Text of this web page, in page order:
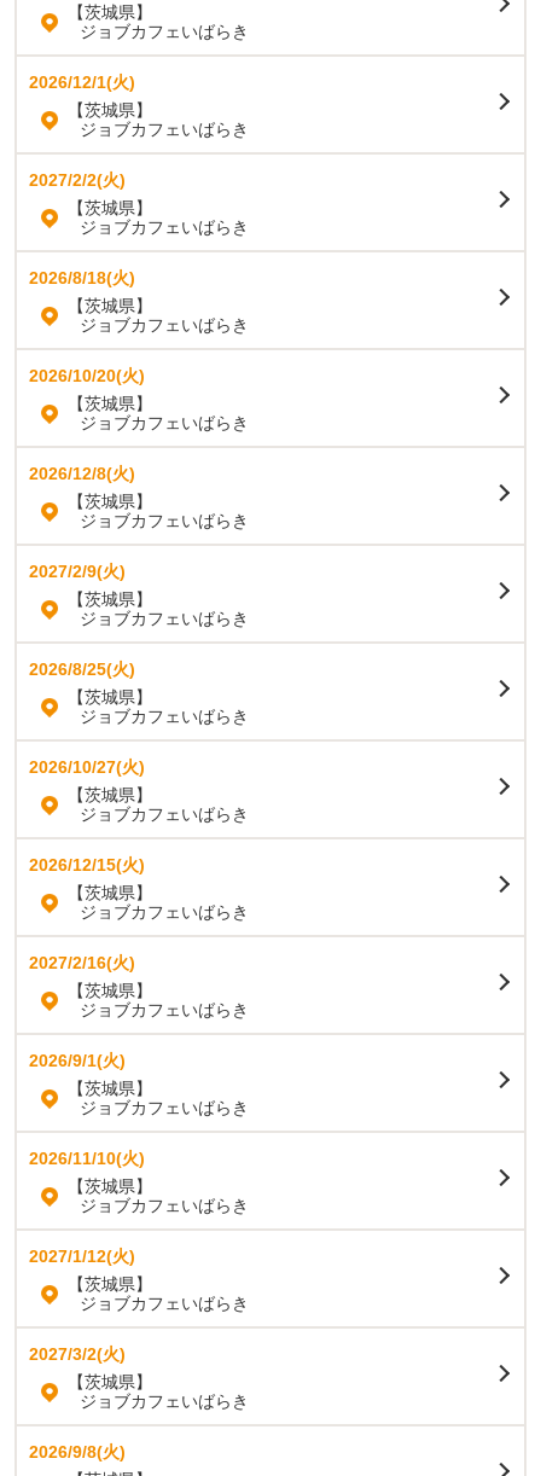
【茨城県】
ジョブカフェいばらき
2026/12/1(火)
【茨城県】
ジョブカフェいばらき
2027/2/2(火)
【茨城県】
ジョブカフェいばらき
2026/8/18(火)
【茨城県】
ジョブカフェいばらき
2026/10/20(火)
【茨城県】
ジョブカフェいばらき
2026/12/8(火)
【茨城県】
ジョブカフェいばらき
2027/2/9(火)
【茨城県】
ジョブカフェいばらき
2026/8/25(火)
【茨城県】
ジョブカフェいばらき
2026/10/27(火)
【茨城県】
ジョブカフェいばらき
2026/12/15(火)
【茨城県】
ジョブカフェいばらき
2027/2/16(火)
【茨城県】
ジョブカフェいばらき
2026/9/1(火)
【茨城県】
ジョブカフェいばらき
2026/11/10(火)
【茨城県】
ジョブカフェいばらき
2027/1/12(火)
【茨城県】
ジョブカフェいばらき
2027/3/2(火)
【茨城県】
ジョブカフェいばらき
2026/9/8(火)